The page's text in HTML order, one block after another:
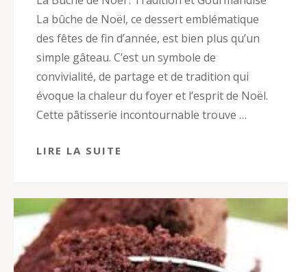
La bûche de Noël, ce dessert emblématique
des fêtes de fin d’année, est bien plus qu’un
simple gâteau. C’est un symbole de
convivialité, de partage et de tradition qui
évoque la chaleur du foyer et l’esprit de Noël.
Cette pâtisserie incontournable trouve …
LIRE LA SUITE